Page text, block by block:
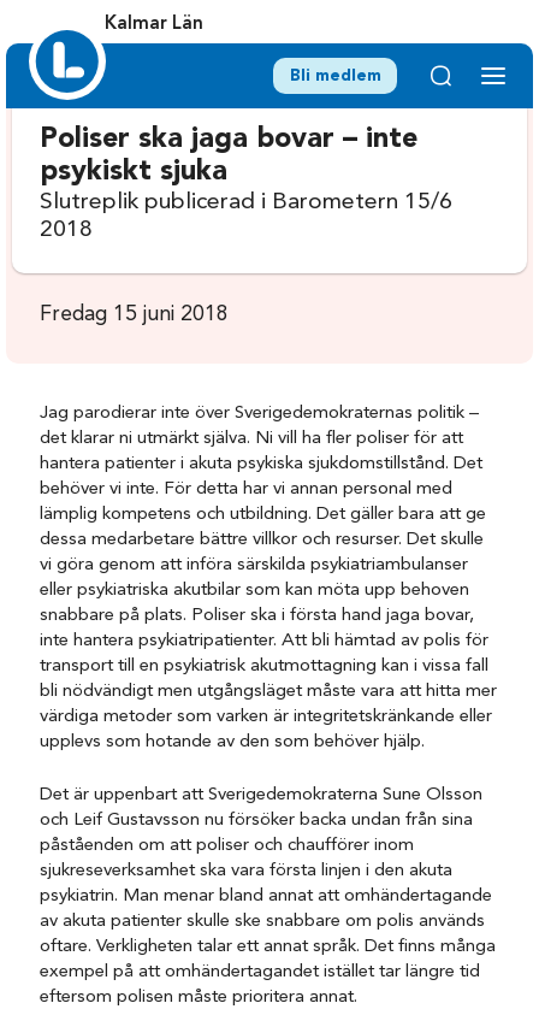
Kalmar Län
Bli medlem
Poliser ska jaga bovar – inte
psykiskt sjuka
Slutreplik publicerad i Barometern 15/6
2018
Fredag 15 juni 2018
Jag parodierar inte över Sverigedemokraternas politik –
det klarar ni utmärkt själva. Ni vill ha fler poliser för att
hantera patienter i akuta psykiska sjukdomstillstånd. Det
behöver vi inte. För detta har vi annan personal med
lämplig kompetens och utbildning. Det gäller bara att ge
dessa medarbetare bättre villkor och resurser. Det skulle
vi göra genom att införa särskilda psykiatriambulanser
eller psykiatriska akutbilar som kan möta upp behoven
snabbare på plats. Poliser ska i första hand jaga bovar,
inte hantera psykiatripatienter. Att bli hämtad av polis för
transport till en psykiatrisk akutmottagning kan i vissa fall
bli nödvändigt men utgångsläget måste vara att hitta mer
värdiga metoder som varken är integritetskränkande eller
upplevs som hotande av den som behöver hjälp.
Det är uppenbart att Sverigedemokraterna Sune Olsson
och Leif Gustavsson nu försöker backa undan från sina
påståenden om att poliser och chaufförer inom
sjukreseverksamhet ska vara första linjen i den akuta
psykiatrin. Man menar bland annat att omhändertagande
av akuta patienter skulle ske snabbare om polis används
oftare. Verkligheten talar ett annat språk. Det finns många
exempel på att omhändertagandet istället tar längre tid
eftersom polisen måste prioritera annat.